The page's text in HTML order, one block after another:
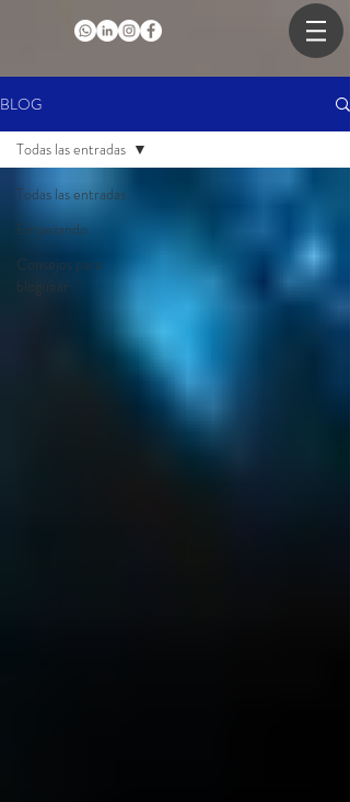
BLOG
Todas las entradas
Empezando
Consejos para
bloguear
Todas las entradas